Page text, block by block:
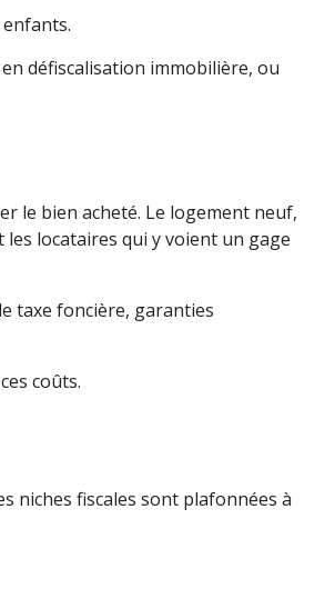
défiscalisation immobilière, ou
le bien acheté. Le logement neuf,
locataires qui y voient un gage
taxe foncière, garanties
coûts.
niches fiscales sont plafonnées à